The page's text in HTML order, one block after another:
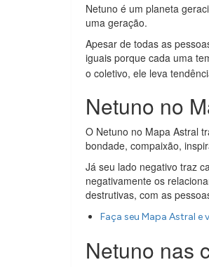
Netuno é um planeta
uma geração.
Apesar de todas as
iguais porque cada uma
o coletivo, ele leva
Netuno no
O Netuno no Mapa Astral
bondade, compaixão,
Já seu lado negativo traz
negativamente os
destrutivas, com as
Faça seu Mapa Astral
Netuno nas